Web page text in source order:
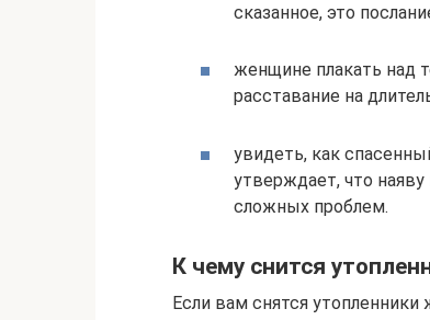
сказанное, это
женщине плакать над
расставание на
увидеть, как
утверждает, что
сложных проблем.
К чему снится
Если вам снятся